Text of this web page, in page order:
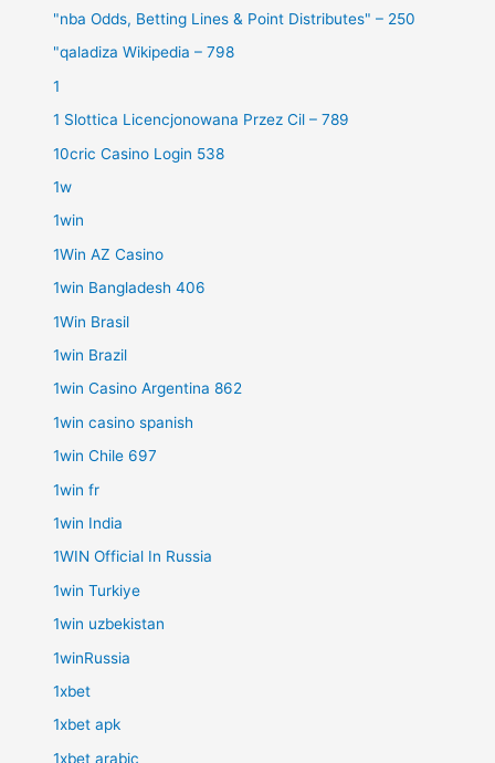
"nba Odds, Betting Lines & Point Distributes" – 250
"qaladiza Wikipedia – 798
1
1 Slottica Licencjonowana Przez Cil – 789
10cric Casino Login 538
1w
1win
1Win AZ Casino
1win Bangladesh 406
1Win Brasil
1win Brazil
1win Casino Argentina 862
1win casino spanish
1win Chile 697
1win fr
1win India
1WIN Official In Russia
1win Turkiye
1win uzbekistan
1winRussia
1xbet
1xbet apk
1xbet arabic